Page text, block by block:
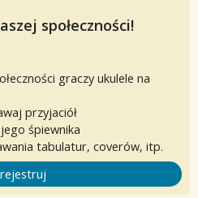
społeczności!
graczy ukulele na
przyjaciół
śpiewnika
tabulatur, coverów, itp.